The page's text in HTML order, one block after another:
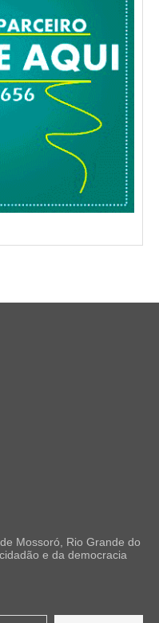
Mossoró, Rio Grande do
e da democracia